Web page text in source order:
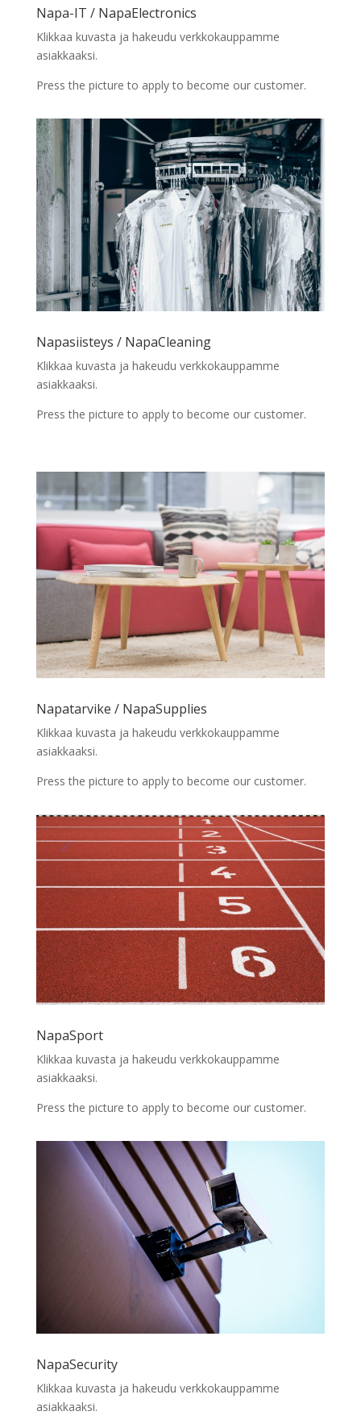
Napa-IT / NapaElectronics
Klikkaa kuvasta ja hakeudu verkkokauppamme
asiakkaaksi.
Press the picture to apply to become our customer.
Napasiisteys / NapaCleaning
Klikkaa kuvasta ja hakeudu verkkokauppamme
asiakkaaksi.
Press the picture to apply to become our customer.
Napatarvike / NapaSupplies
Klikkaa kuvasta ja hakeudu verkkokauppamme
asiakkaaksi.
Press the picture to apply to become our customer.
NapaSport
Klikkaa kuvasta ja hakeudu verkkokauppamme
asiakkaaksi.
Press the picture to apply to become our customer.
NapaSecurity
Klikkaa kuvasta ja hakeudu verkkokauppamme
asiakkaaksi.